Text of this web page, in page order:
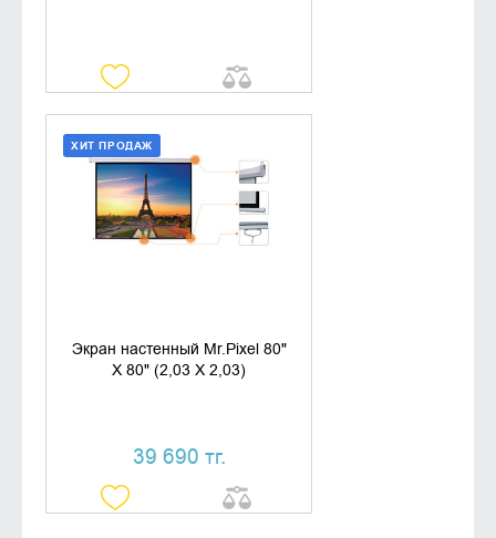
Экран настенный Mr.Pixel 80"
X 80" (2,03 X 2,03)
39 690 тг.
ХИТ ПРОДАЖ
ДОБАВИТЬ В КОРЗИНУ
КУПИТЬ В 1 КЛИК